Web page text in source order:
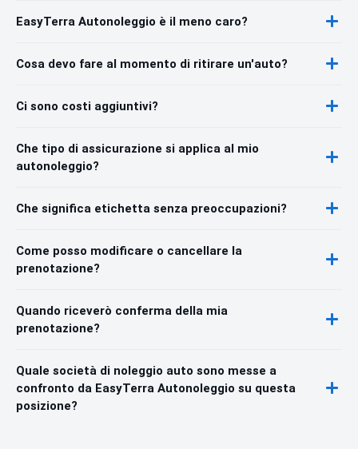
EasyTerra Autonoleggio è il meno caro?
Cosa devo fare al momento di ritirare un'auto?
Ci sono costi aggiuntivi?
Che tipo di assicurazione si applica al mio
autonoleggio?
Che significa etichetta senza preoccupazioni?
Come posso modificare o cancellare la
prenotazione?
Quando riceverò conferma della mia
prenotazione?
Quale società di noleggio auto sono messe a
confronto da EasyTerra Autonoleggio su questa
posizione?